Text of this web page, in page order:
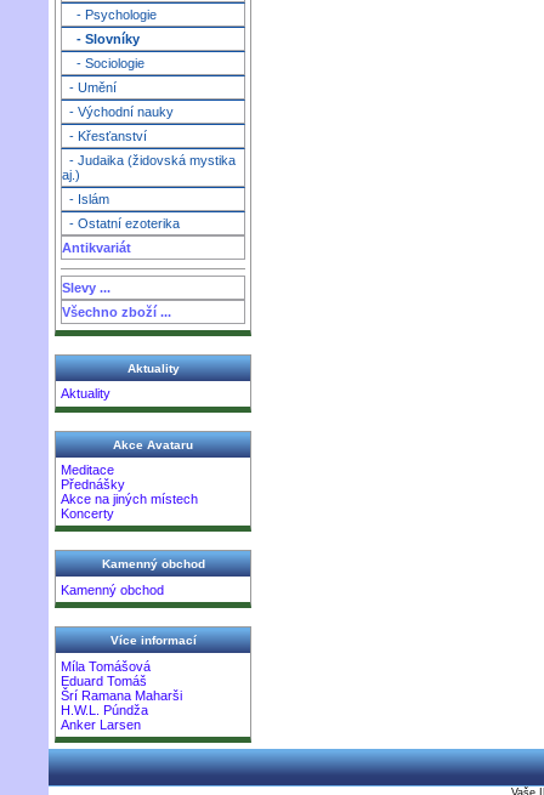
- Psychologie
- Slovníky
- Sociologie
- Umění
- Východní nauky
- Křesťanství
- Judaika (židovská mystika
aj.)
- Islám
- Ostatní ezoterika
Antikvariát
Slevy ...
Všechno zboží ...
Aktuality
Aktuality
Akce Avataru
Meditace
Přednášky
Akce na jiných místech
Koncerty
Kamenný obchod
Kamenný obchod
Více informací
Míla Tomášová
Eduard Tomáš
Šrí Ramana Maharši
H.W.L. Púndža
Anker Larsen
Vaše